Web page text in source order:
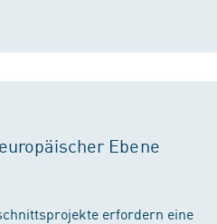
Ebene
erfordern eine